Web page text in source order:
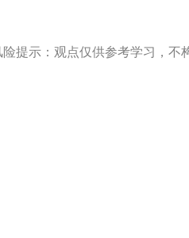
险提示：观点仅供参考学习，不